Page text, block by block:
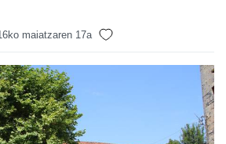
maiatzaren 17a